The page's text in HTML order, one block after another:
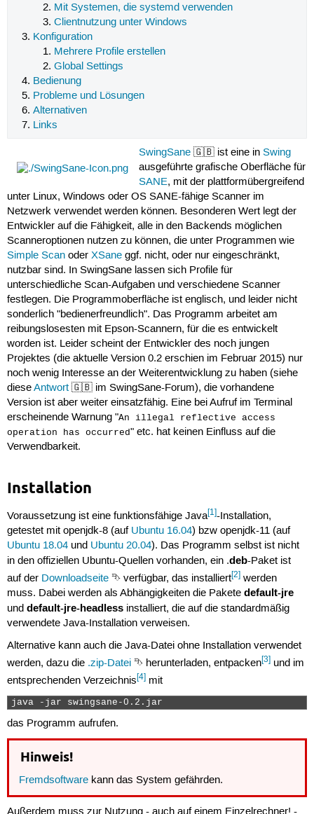
Mit Systemen, die systemd verwenden
Clientnutzung unter Windows
Konfiguration
Mehrere Profile erstellen
Global Settings
Bedienung
Probleme und Lösungen
Alternativen
Links
SwingSane 🇬🇧 ist eine inSwing
ausgeführte grafische Oberfläche für
SANE, mit der plattformübergreifend
unter Linux, Windows oder OS SANE-fähige Scanner im
Netzwerk verwendet werden können. Besonderen Wert legt der
Entwickler auf die Fähigkeit, alle in den Backends möglichen
Scanneroptionen nutzen zu können, die unter Programmen wie
Simple Scanoder XSaneggf. nicht, oder nur eingeschränkt,
nutzbar sind. In SwingSane lassen sich Profile für
unterschiedliche Scan-Aufgaben und verschiedene Scanner
festlegen. Die Programmoberfläche ist englisch, und leider nicht
sonderlich "bedienerfreundlich". Das Programm arbeitet am
reibungslosesten mit Epson-Scannern, für die es entwickelt
worden ist. Leider scheint der Entwickler des noch jungen
Projektes (die aktuelle Version 0.2 erschien im Februar 2015) nur
noch wenig Interesse an der Weiterentwicklung zu haben (siehe
dieseAntwort🇬🇧 im SwingSane-Forum), die vorhandene
Version ist aber weiter einsatzfähig. Eine bei Aufruf im Terminal
erscheinende Warnung "An illegal reflective access
operation has occurred" etc. hat keinen Einfluss auf die
Verwendbarkeit.
Installation
Voraussetzung ist eine funktionsfähige Java[1]-Installation,
getestet mit openjdk-8 (auf Ubuntu 16.04) bzw openjdk-11 (auf
Ubuntu 18.04und Ubuntu 20.04). Das Programm selbst ist nicht
in den offiziellen Ubuntu-Quellen vorhanden, ein .deb-Paket ist
auf der Downloadseite⮷ verfügbar, das installiert[2]werden
muss. Dabei werden als Abhängigkeiten die Pakete default-jre
und default-jre-headlessinstalliert, die auf die standardmäßig
verwendete Java-Installation verweisen.
Alternative kann auch die Java-Datei ohne Installation verwendet
werden, dazu die .zip-Datei⮷ herunterladen, entpacken[3]und im
entsprechenden Verzeichnis[4]mit
java -jar swingsane-0.2.jar
das Programm aufrufen.
Hinweis!
Fremdsoftware kann das System gefährden.